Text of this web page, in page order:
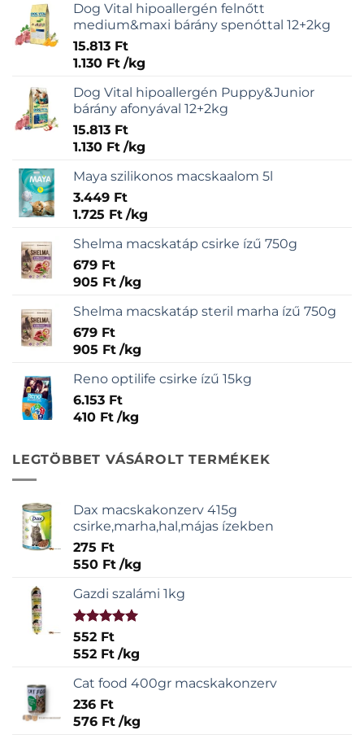
Dog Vital hipoallergén felnőtt
medium&maxi bárány spenóttal 12+2kg
15.813 Ft
1.130 Ft /kg
Dog Vital hipoallergén Puppy&Junior
bárány afonyával 12+2kg
15.813 Ft
1.130 Ft /kg
Maya szilikonos macskaalom 5l
3.449 Ft
1.725 Ft /kg
Shelma macskatáp csirke ízű 750g
679 Ft
905 Ft /kg
Shelma macskatáp steril marha ízű 750g
679 Ft
905 Ft /kg
Reno optilife csirke ízű 15kg
6.153 Ft
410 Ft /kg
LEGTÖBBET VÁSÁROLT TERMÉKEK
Dax macskakonzerv 415g
csirke,marha,hal,májas ízekben
275 Ft
550 Ft /kg
Gazdi szalámi 1kg
Értékelés:
5.00/ 5
552 Ft
552 Ft /kg
Cat food 400gr macskakonzerv
236 Ft
576 Ft /kg